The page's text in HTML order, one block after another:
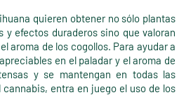
quieren obtener no sólo plantas
y efectos duraderos sino que valoran
aroma de los cogollos. Para ayudar a
en el paladar y el aroma de
y se mantengan en todas las
entra en juego el uso de los